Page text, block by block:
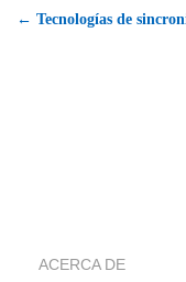
← Tecnologías de
ACERCA DE